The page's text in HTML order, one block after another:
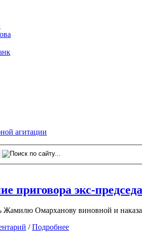
агитации
приговора экс-
Жамилю Омарханову виновной и
/Подробнее